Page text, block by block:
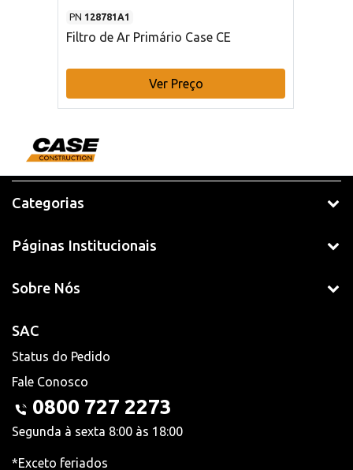
PN 128781A1
Filtro de Ar Primário Case CE
Ver Preço
Categorias
Páginas Institucionais
Sobre Nós
SAC
Status do Pedido
Fale Conosco
0800 727 2273
Segunda à sexta 8:00 às 18:00
*Exceto feriados